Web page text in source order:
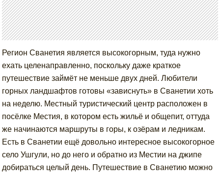
Регион Сванетия является высокогорным, туда нужно
ехать целенаправленно, поскольку даже краткое
путешествие займёт не меньше двух дней. Любители
горных ландшафтов готовы «зависнуть» в Сванетии хоть
на неделю. Местный туристический центр расположен в
посёлке Местия, в котором есть жильё и общепит, оттуда
же начинаются маршруты в горы, к озёрам и ледникам.
Есть в Сванетии ещё довольно интересное высокогорное
село Ушгули, но до него и обратно из Местии на джипе
добираться целый день. Путешествие в Сванетию можно